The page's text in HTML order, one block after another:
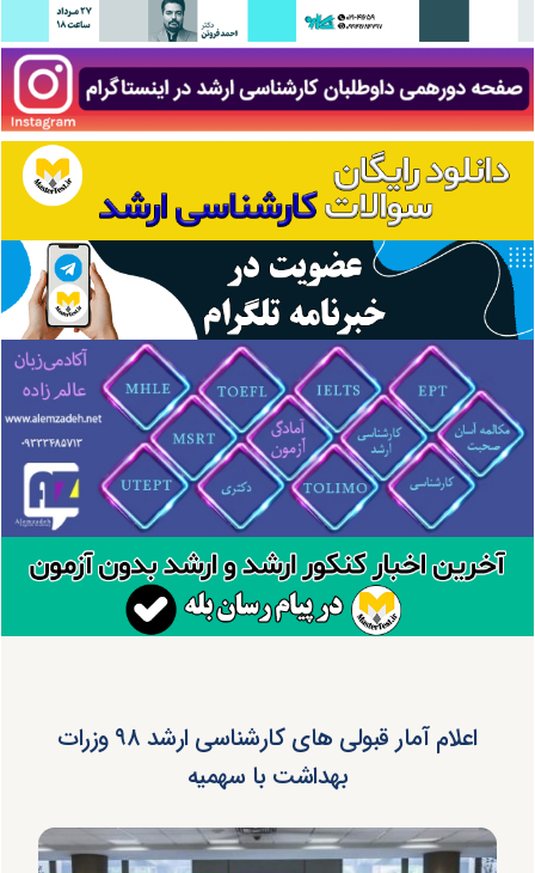
اعلام آمار قبولی های کارشناسی ارشد ۹۸ وزرات
بهداشت با سهمیه